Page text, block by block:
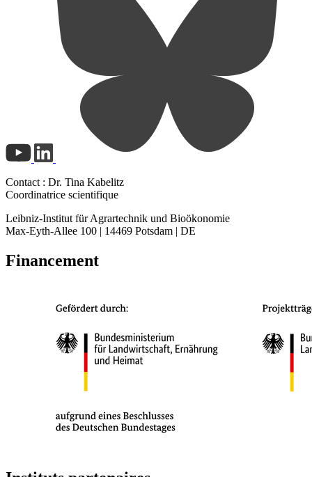
Contact : Dr. Tina Kabelitz
Coordinatrice scientifique
Leibniz-Institut für Agrartechnik und Bioökonomie
Max-Eyth-Allee 100 | 14469 Potsdam | DE
Financement